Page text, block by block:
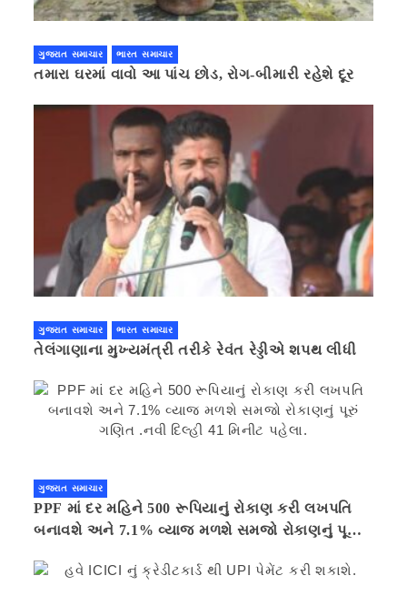
ગુજરાત સમાચાર ભારત સમાચાર
તમારા ઘરમાં વાવો આ પાંચ છોડ, રોગ-બીમારી રહેશે દૂર
ગુજરાત સમાચાર ભારત સમાચાર
તેલંગાણાના મુખ્યમંત્રી તરીકે રેવંત રેડ્ડીએ શપથ લીધી
ગુજરાત સમાચાર
PPF માં દર મહિને 500 રૂપિયાનું રોકાણ કરી લખપતિ
બનાવશે અને 7.1% વ્યાજ મળશે સમજો રોકાણનું પૂરું